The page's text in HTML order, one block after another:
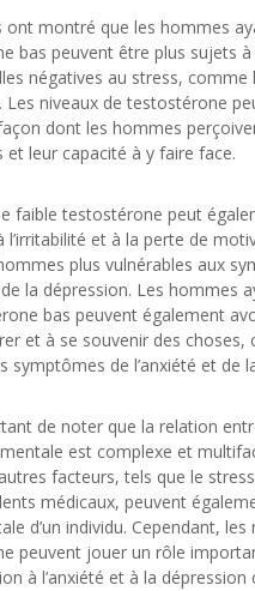
ont montré que les hommes
bas peuvent être plus sujets
négatives au stress, comme
Les niveaux de testostérone
dont les hommes
et leur capacité à y faire face.
faible testostérone peut
l’irritabilité et à la perte de
plus vulnérables aux
de la dépression. Les hommes
bas peuvent également
et à se souvenir des choses,
symptômes de l’anxiété et de
de noter que la relation
est complexe et
facteurs, tels que le
médicaux, peuvent
d’un individu. Cependant, les
peuvent jouer un rôle
à l’anxiété et à la dépression